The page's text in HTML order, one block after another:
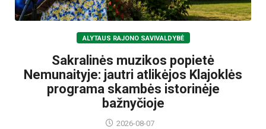
ALYTAUS RAJONO SAVIVALDYBĖ
Sakralinės muzikos popietė
Nemunaityje: jautri atlikėjos Klajoklės
programa skambės istorinėje
bažnyčioje
2026-08-07